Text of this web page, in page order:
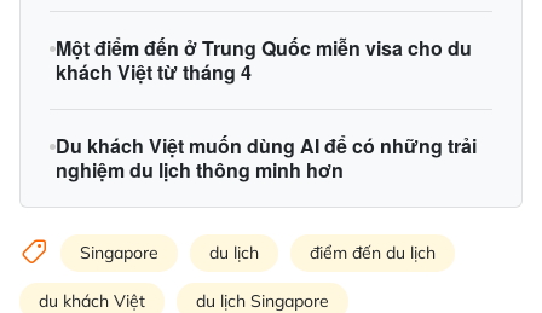
Một điểm đến ở Trung Quốc miễn visa cho du
khách Việt từ tháng 4
Du khách Việt muốn dùng AI để có những trải
nghiệm du lịch thông minh hơn
Singapore du lịch điểm đến du lịch
du khách Việt du lịch Singapore